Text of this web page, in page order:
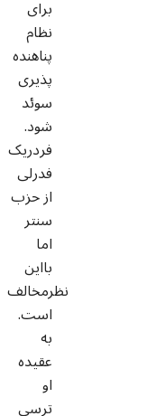
برای
نظام
پناهنده
پذیری
سوئد
شود.
فردریک
فدرلی
از حزب
سنتر
اما
بااین
نظرمخالف
است.
به
عقیده
او
ترسی